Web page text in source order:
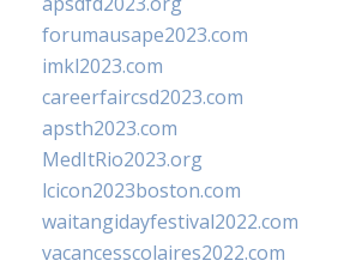
forumausape2023.com
imkl2023.com
careerfaircsd2023.com
apsth2023.com
MedItRio2023.org
lcicon2023boston.com
waitangidayfestival2022.com
vacancesscolaires2022.com